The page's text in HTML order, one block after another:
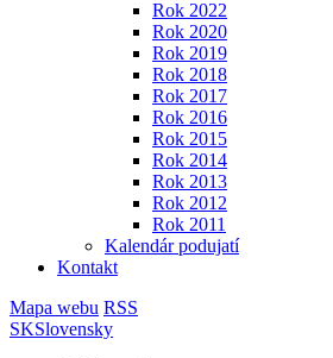
Rok 2022
Rok 2020
Rok 2019
Rok 2018
Rok 2017
Rok 2016
Rok 2015
Rok 2014
Rok 2013
Rok 2012
Rok 2011
Kalendár podujatí
Kontakt
Mapa webu RSS
SKSlovensky